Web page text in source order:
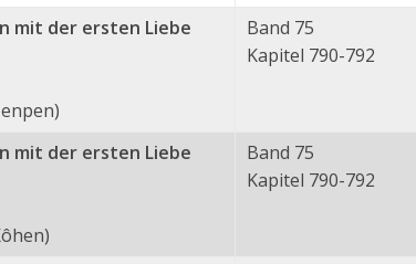
mit der ersten Liebe
Band 75
Kapitel 790-792
mit der ersten Liebe
Band 75
Kapitel 790-792